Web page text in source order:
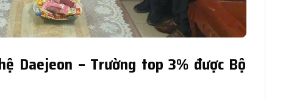
Daejeon – Trường top 3% được Bộ